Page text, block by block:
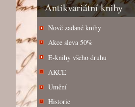
Antikvariátní knihy
Nově zadané knihy
Akce sleva 50%
E-knihy všeho druhu
AKCE
Umění
Historie